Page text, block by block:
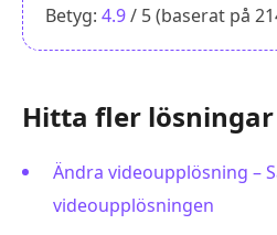
Betyg: 4.9/ 5 (baserat på
Hitta fler lösningar
Ändra videoupplösning –
videoupplösningen